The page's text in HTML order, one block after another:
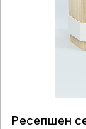
Ресепшен